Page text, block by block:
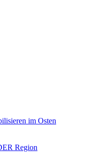
im Osten
Region